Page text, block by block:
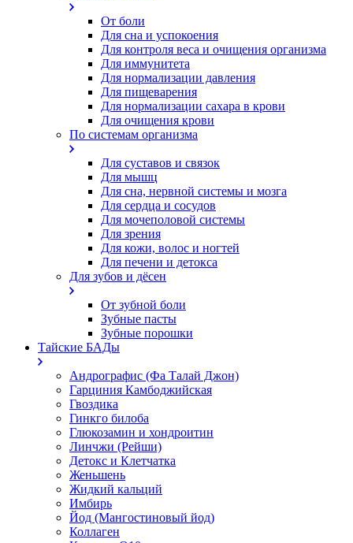
От боли
Для сна и успокоения
Для контроля веса и очищения организма
Для иммунитета
Для нормализации давления
Для пищеварения
Для нормализации сахара в крови
Для очищения крови
По системам организма
Для суставов и связок
Для мышц
Для сна, нервной системы и мозга
Для сердца и сосудов
Для мочеполовой системы
Для зрения
Для кожи, волос и ногтей
Для печени и детокса
Для зубов и дёсен
От зубной боли
Зубные пасты
Зубные порошки
Тайские БАДы
Андрографис (Фа Талай Джон)
Гарциния Камбоджийская
Гвоздика
Гинкго билоба
Глюкозамин и хондроитин
Линчжи (Рейши)
Детокс и Клетчатка
Женьшень
Жидкий кальций
Имбирь
Йод (Мангостиновый йод)
Коллаген